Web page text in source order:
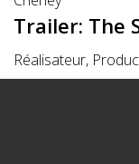
Trailer: The
Réalisateur,